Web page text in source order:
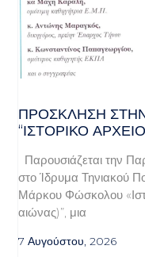
ΠΡΌΣΚΛΗΣΗ
“ΙΣΤΟΡΙΚΌ
Παρουσιάζεται την
στο Ίδρυμα Τηνιακού
Μάρκου Φώσκολου
αιώνας)”, μια
7 Αυγούστου, 2026